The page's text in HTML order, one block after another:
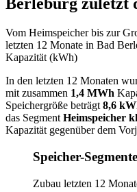
Vom Heimspeicher bis zur
letzten 12 Monate in Bad
Kapazität (kWh)
In den letzten 12 Monaten
mit zusammen 1,4 MWh
Speichergröße beträgt 8,6
das Segment Heimspeicher
Kapazität gegenüber dem
Speicher-
Zubau letzten 12